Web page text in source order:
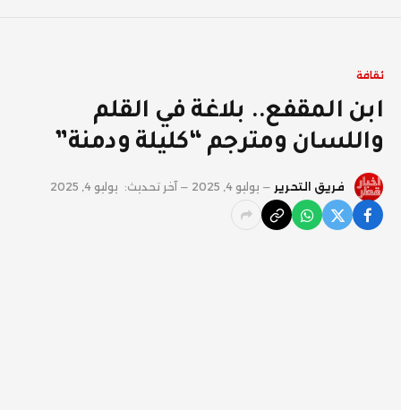
ثقافة
ابن المقفع.. بلاغة في القلم
واللسان ومترجم “كليلة ودمنة”
فريق التحرير يوليو 4, 2025 آخر تحديث: يوليو 4, 2025